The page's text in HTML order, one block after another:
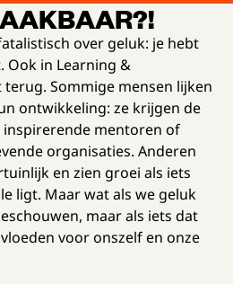
over geluk: je hebt
Ook in Learning &
Sommige mensen lijken
ontwikkeling: ze krijgen de
inspirerende mentoren of
organisaties. Anderen
en zien groei als iets
ligt. Maar wat als we geluk
maar als iets dat
voor onszelf en onze